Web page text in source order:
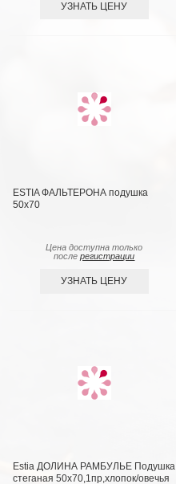
УЗНАТЬ ЦЕНУ
ESTIA ФАЛЬТЕРОНА подушка
50х70
Цена доступна только
послерегистрации
УЗНАТЬ ЦЕНУ
Estia ДОЛИНА РАМБУЛЬЕ Подушка
стеганая 50х70,1пр,хлопок/овечья